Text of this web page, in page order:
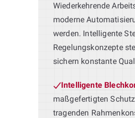
Wiederkehrende
moderne
werden. Intelligente
Regelungskonzepte
sichern konstante
Intelligente
maßgefertigten
tragenden